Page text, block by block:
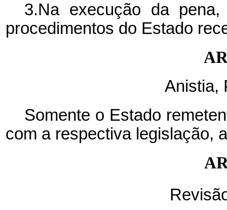
3.Na execução da
procedimentos do Estado
Anistia,
Somente o Estado
com a respectiva legislação,